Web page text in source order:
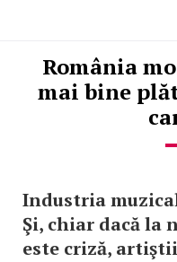
România
mai bine
Industria
Şi, chiar dacă la
este criză,